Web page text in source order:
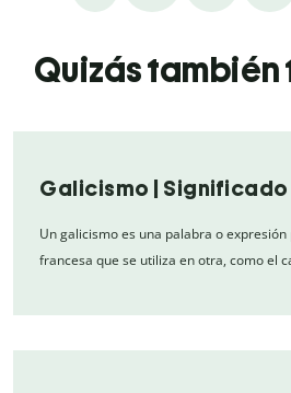
Quizás
Galicismo |
Un galicismo es una palabra o
francesa que se utiliza en otra, como el